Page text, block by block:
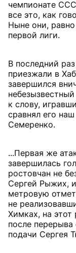
чемпионате
все это, как
Ныне они,
первой лиги.
В последний
приезжали в
завершился
к слову,
сравнял его
Семеренко.
...Первая же
завершилась
ростовчан не
Сергей Рыжих, и
метровую
не
Химках, на этот
после
подачи Сергея